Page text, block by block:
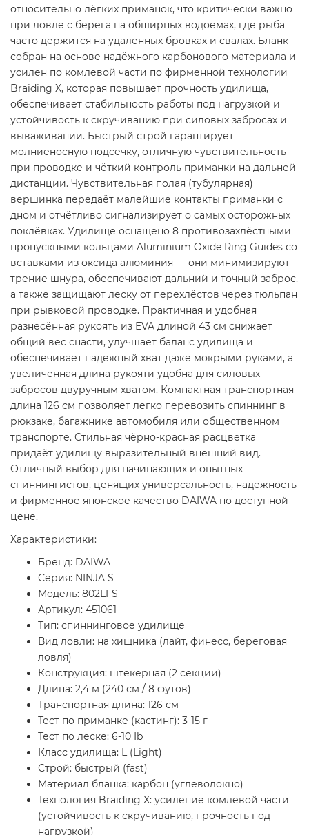
относительно лёгких приманок, что критически важно
при ловле с берега на обширных водоёмах, где рыба
часто держится на удалённых бровках и свалах. Бланк
собран на основе надёжного карбонового материала и
усилен по комлевой части по фирменной технологии
Braiding X, которая повышает прочность удилища,
обеспечивает стабильность работы под нагрузкой и
устойчивость к скручиванию при силовых забросах и
вываживании. Быстрый строй гарантирует
молниеносную подсечку, отличную чувствительность
при проводке и чёткий контроль приманки на дальней
дистанции. Чувствительная полая (тубулярная)
вершинка передаёт малейшие контакты приманки с
дном и отчётливо сигнализирует о самых осторожных
поклёвках. Удилище оснащено 8 противозахлёстными
пропускными кольцами Aluminium Oxide Ring Guides со
вставками из оксида алюминия — они минимизируют
трение шнура, обеспечивают дальний и точный заброс,
а также защищают леску от перехлёстов через тюльпан
при рывковой проводке. Практичная и удобная
разнесённая рукоять из EVA длиной 43 см снижает
общий вес снасти, улучшает баланс удилища и
обеспечивает надёжный хват даже мокрыми руками, а
увеличенная длина рукояти удобна для силовых
забросов двуручным хватом. Компактная транспортная
длина 126 см позволяет легко перевозить спиннинг в
рюкзаке, багажнике автомобиля или общественном
транспорте. Стильная чёрно-красная расцветка
придаёт удилищу выразительный внешний вид.
Отличный выбор для начинающих и опытных
спиннингистов, ценящих универсальность, надёжность
и фирменное японское качество DAIWA по доступной
цене.
Характеристики:
Бренд: DAIWA
Серия: NINJA S
Модель: 802LFS
Артикул: 451061
Тип: спиннинговое удилище
Вид ловли: на хищника (лайт, финесс, береговая
ловля)
Конструкция: штекерная (2 секции)
Длина: 2,4 м (240 см / 8 футов)
Транспортная длина: 126 см
Тест по приманке (кастинг): 3-15 г
Тест по леске: 6-10 Ib
Класс удилища: L (Light)
Строй: быстрый (fast)
Материал бланка: карбон (углеволокно)
Технология Braiding X: усиление комлевой части
(устойчивость к скручиванию, прочность под
нагрузкой)